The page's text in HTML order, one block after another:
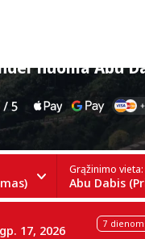
nuoma Abu
Grąžinimo vieta:
Abu Dabis
17, 2026 7